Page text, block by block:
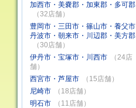
加西市・美嚢郡・加東郡・多可郡
（32店舗）
豊岡市・三田市・篠山市・養父市
丹波市・朝来市・川辺郡・美方郡
（30店舗）
伊丹市・宝塚市・川西市
（24店
舗）
西宮市・芦屋市
（15店舗）
尼崎市
（18店舗）
明石市
（11店舗）